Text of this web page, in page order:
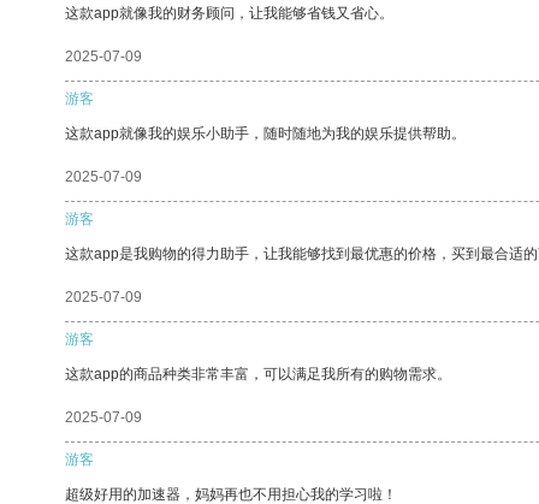
这款app就像我的财务顾问，让我能够省钱又省心。
2025-07-09
游客
这款app就像我的娱乐小助手，随时随地为我的娱乐提供帮助。
2025-07-09
游客
这款app是我购物的得力助手，让我能够找到最优惠的价格，买到最合适
2025-07-09
游客
这款app的商品种类非常丰富，可以满足我所有的购物需求。
2025-07-09
游客
超级好用的加速器，妈妈再也不用担心我的学习啦！